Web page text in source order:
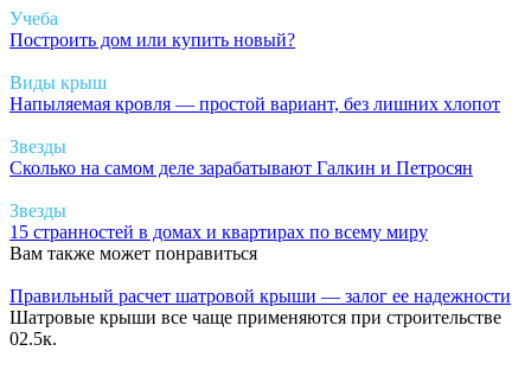
Учеба
Построить дом или купить новый?
Виды крыш
Напыляемая кровля — простой вариант, без лишних хлопот
Звезды
Сколько на самом деле зарабатывают Галкин и Петросян
Звезды
15 странностей в домах и квартирах по всему миру
Вам также может понравиться
Правильный расчет шатровой крыши — залог ее надежности
Шатровые крыши все чаще применяются при строительстве
02.5к.